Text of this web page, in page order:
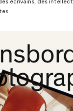
écrivains, des